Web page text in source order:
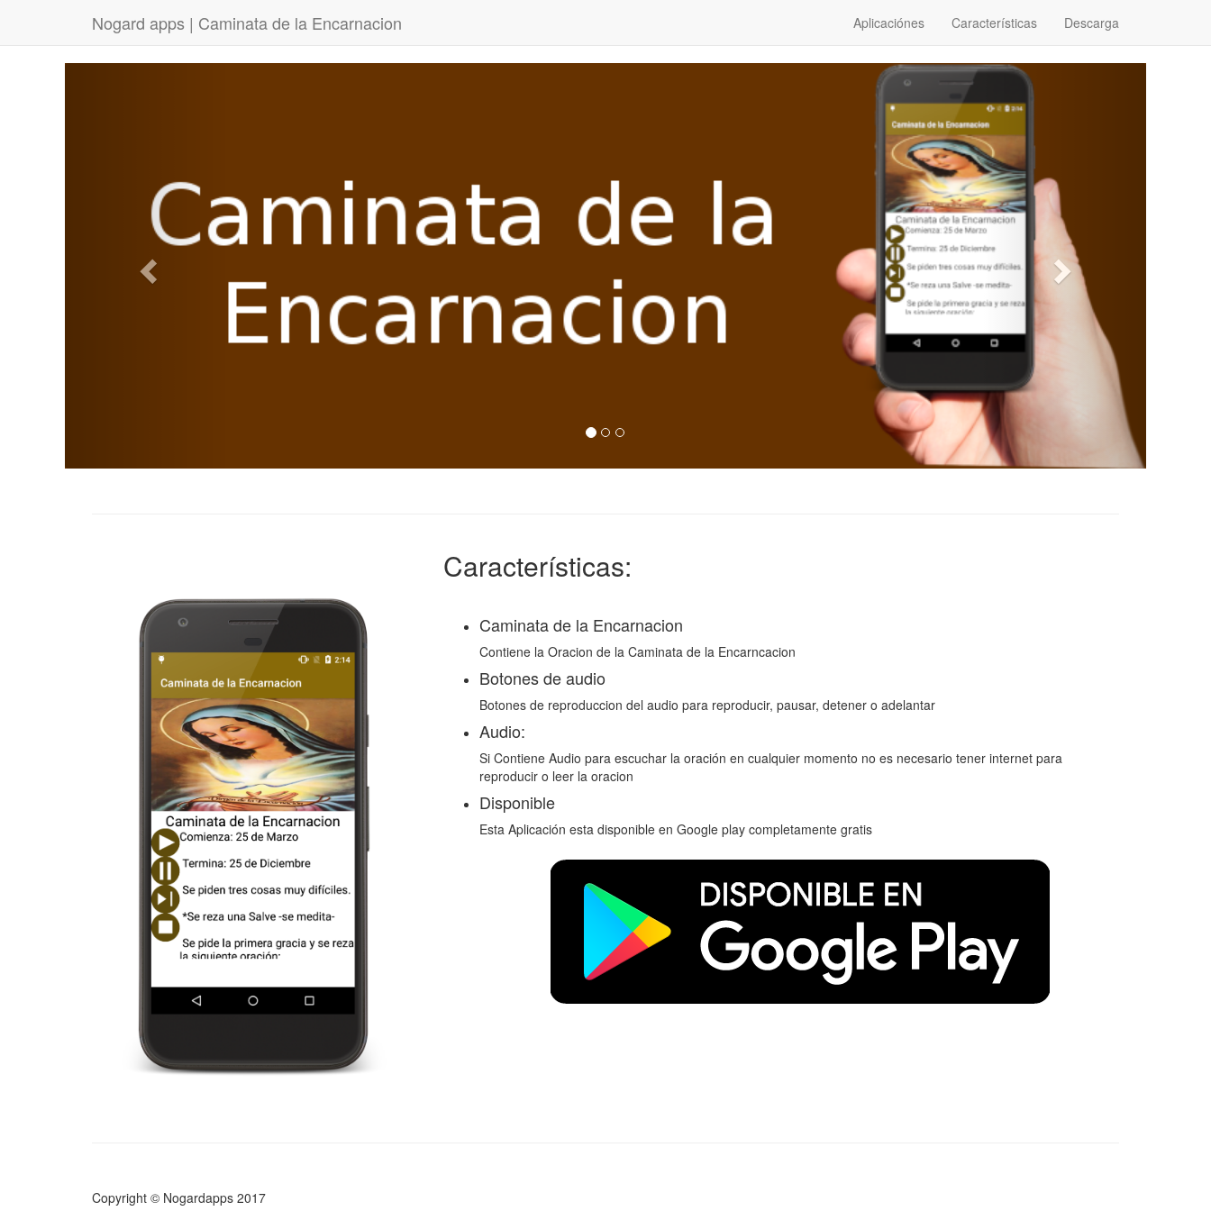
Nogard apps | Caminata de la Encarnacion Aplicaciónes Características Descarga
Características:
Caminata de la Encarnacion
Contiene la Oracion de la Caminata de la Encarncacion
Botones de audio
Botones de reproduccion del audio para reproducir, pausar, detener o adelantar
Audio:
Si Contiene Audio para escuchar la oración en cualquier momento no es necesario tener internet para
reproducir o leer la oracion
Disponible
Esta Aplicación esta disponible en Google play completamente gratis
Copyright © Nogardapps 2017